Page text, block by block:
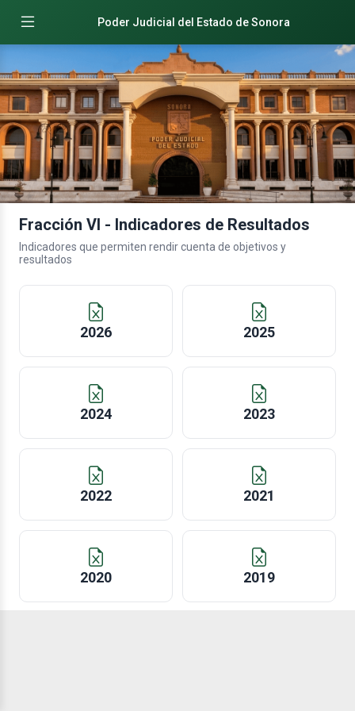
Poder Judicial del Estado de Sonora
Fracción VI - Indicadores de Resultados
Indicadores que permiten rendir cuenta de objetivos y
resultados
2026 2025
2024 2023
2022 2021
2020 2019